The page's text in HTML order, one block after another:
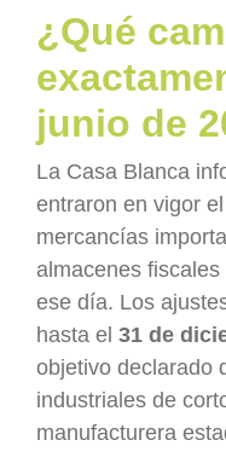
¿Qué
junio de
La Casa Blanca
entraron en vigor
mercancías
almacenes
ese día. Los
hasta el 31 de
objetivo declarado
industriales de
manufacturera